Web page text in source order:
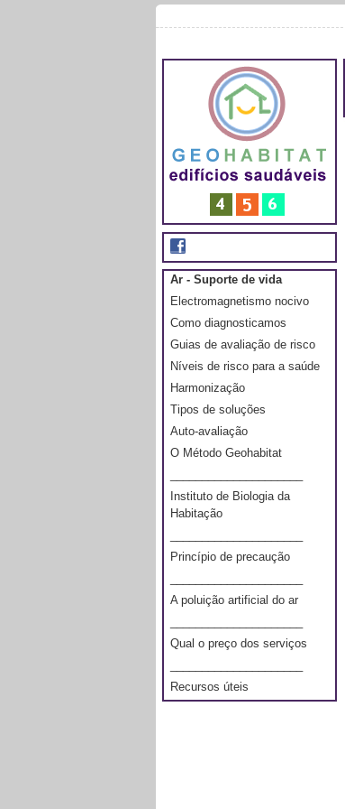
Ar - Suporte de vida
Electromagnetismo nocivo
Como diagnosticamos
Guias de avaliação de risco
Níveis de risco para a saúde
Harmonização
Tipos de soluções
Auto-avaliação
O Método Geohabitat
Instituto de Biologia da
Habitação
Princípio de precaução
A poluição artificial do ar
Qual o preço dos serviços
Recursos úteis